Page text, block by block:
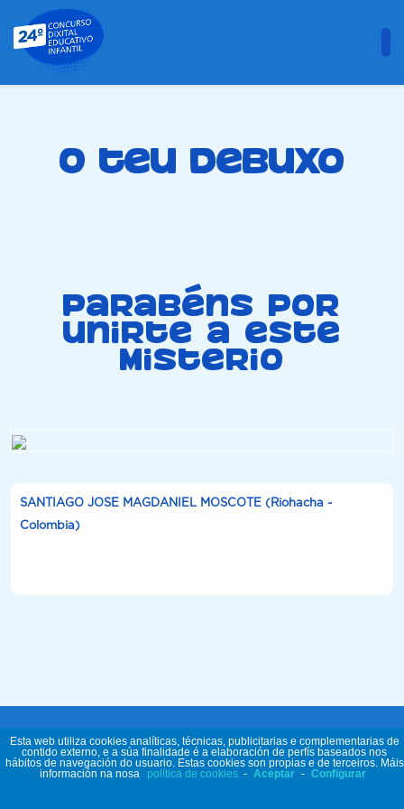
O teu debuxo
Parabéns por
unirte a este
misterio
SANTIAGO JOSE MAGDANIEL MOSCOTE (Riohacha -
Colombia)
Esta web utiliza cookies analíticas, técnicas, publicitarias e complementarias de
contido externo, e a súa finalidade é a elaboración de perfís baseados nos
hábitos de navegación do usuario. Estas cookies son propias e de terceiros. Máis
información na nosa
política de cookies. - Aceptar - Configurar